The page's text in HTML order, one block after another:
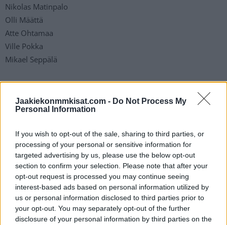
Jaakiekonmmkisat.com - Do Not Process My
Personal Information
If you wish to opt-out of the sale, sharing to third parties, or
processing of your personal or sensitive information for
targeted advertising by us, please use the below opt-out
section to confirm your selection. Please note that after your
opt-out request is processed you may continue seeing
interest-based ads based on personal information utilized by
us or personal information disclosed to third parties prior to
your opt-out. You may separately opt-out of the further
disclosure of your personal information by third parties on the
Nikolas Matinpalo
Olli Määttä
Atte Ohtamaa
Ville Pokka
Mikael Seppälä
Hyökkääjät
Marko Anttila
Hannes Björninen
Teemu Hartikainen
Kaapo Kakko
Kasperi Kapanen
Juho Lammikko
Sakari Manninen
Waltteri Merelä